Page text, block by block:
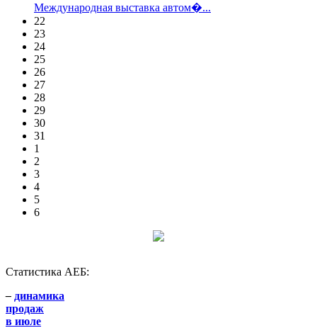
Международная выставка автом�...
22
23
24
25
26
27
28
29
30
31
1
2
3
4
5
6
Статистика АЕБ:
– динамика
продаж
в июле